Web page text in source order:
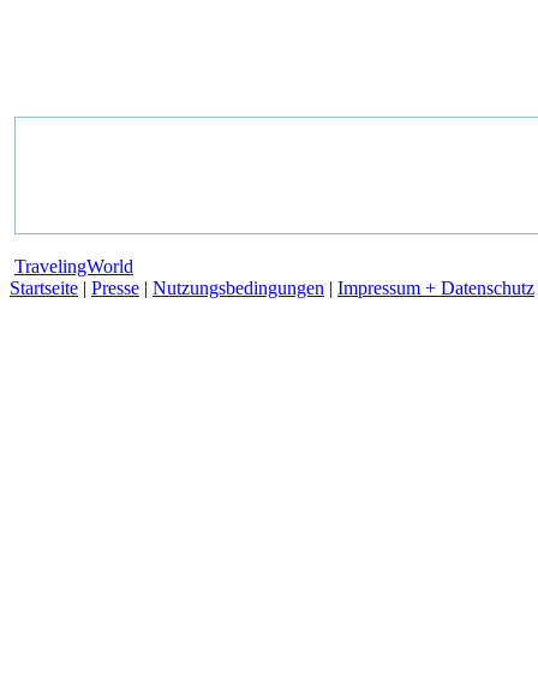
TravelingWorld
Startseite | Presse | Nutzungsbedingungen | Impressum + Datenschutz